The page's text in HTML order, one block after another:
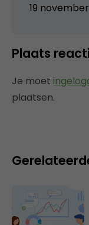
19
Plaats
Je moet
plaatsen.